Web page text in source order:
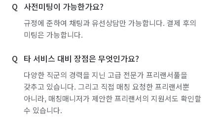
사전미팅이 가능한가요?
규정에 준하여 채팅과 유선상담만 가능합니다. 결제 후의
미팅은 가능합니다.
타 서비스 대비 장점은 무엇인가요?
다양한 직군의 경력을 지닌 고급 전문가 프리랜서풀을
갖추고 있습니다. 그리고 직접 매칭 요청한 프리랜서뿐
아니라, 매칭매니저가 제안한 프리랜서의 지원서도 확인할
수 있습니다.